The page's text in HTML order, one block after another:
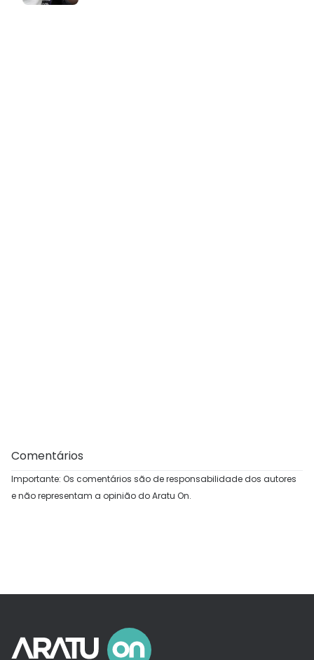
Comentários
Importante: Os comentários são de responsabilidade dos autores
e não representam a opinião do Aratu On.